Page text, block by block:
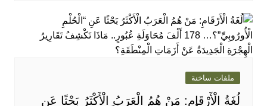
ملفات ساخنة
لُغَةُ الْأَرْقَامِ: مَنْ هُمُ الْعَرَبُ الْأَكْثَرُ بَحْثًا عَنِ